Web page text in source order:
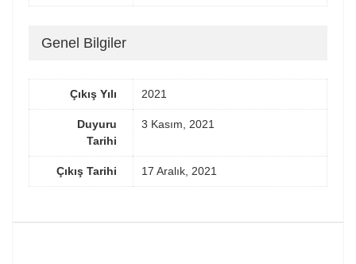
Genel Bilgiler
Çıkış Yılı 2021
Duyuru
Tarihi
3 Kasım, 2021
Çıkış Tarihi 17 Aralık, 2021